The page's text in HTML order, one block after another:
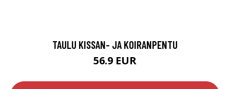
TAULU KISSAN- JA KOIRANPENTU
56.9 EUR